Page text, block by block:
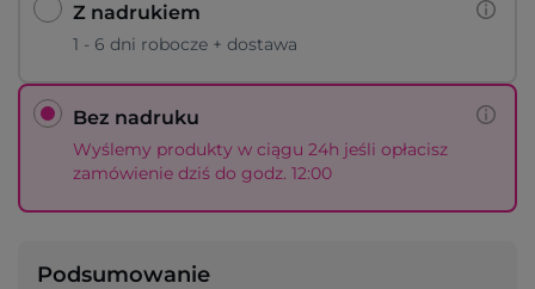
Z nadrukiem
1 - 6 dni robocze + dostawa
Bez nadruku
Wyślemy produkty w ciągu 24h jeśli opłacisz
zamówienie dziś do godz. 12:00
Podsumowanie